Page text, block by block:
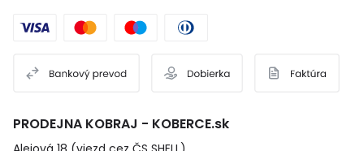
PRODEJNA KOBRAJ - KOBERCE.sk